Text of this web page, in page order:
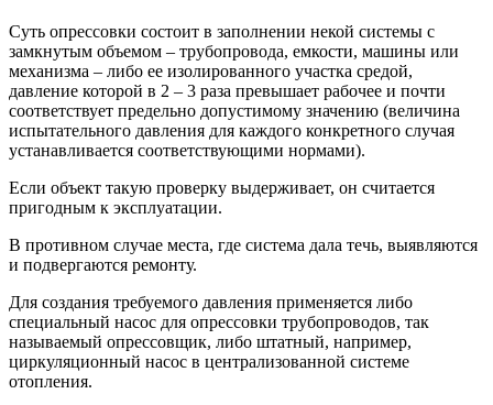
Суть опрессовки состоит в заполнении некой системы с
замкнутым объемом – трубопровода, емкости, машины или
механизма – либо ее изолированного участка средой,
давление которой в 2 – 3 раза превышает рабочее и почти
соответствует предельно допустимому значению (величина
испытательного давления для каждого конкретного случая
устанавливается соответствующими нормами).
Если объект такую проверку выдерживает, он считается
пригодным к эксплуатации.
В противном случае места, где система дала течь, выявляются
и подвергаются ремонту.
Для создания требуемого давления применяется либо
специальный насос для опрессовки трубопроводов, так
называемый опрессовщик, либо штатный, например,
циркуляционный насос в централизованной системе
отопления.